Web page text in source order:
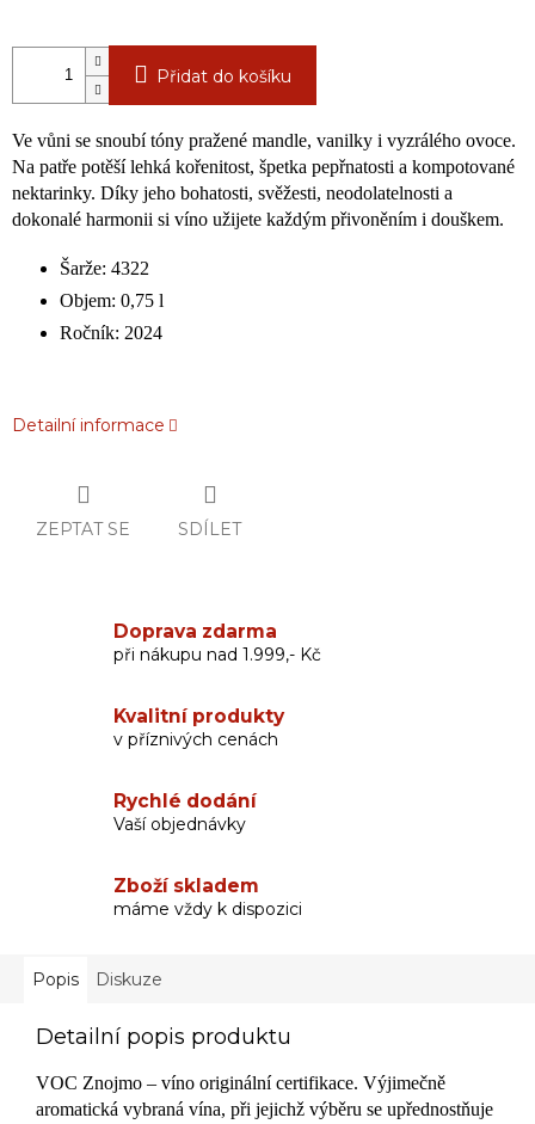
Přidat do košíku
Ve vůni se snoubí tóny pražené mandle, vanilky i vyzrálého ovoce.
Na patře potěší lehká kořenitost, špetka pepřnatosti a kompotované
nektarinky. Díky jeho bohatosti, svěžesti, neodolatelnosti a
dokonalé harmonii si víno užijete každým přivoněním i douškem.
Šarže: 4322
Objem: 0,75 l
Ročník: 2024
Detailní informace
ZEPTAT SE SDÍLET
Doprava zdarma
při nákupu nad 1.999,- Kč
Kvalitní produkty
v příznivých cenách
Rychlé dodání
Vaší objednávky
Zboží skladem
máme vždy k dispozici
Popis Diskuze
Detailní popis produktu
VOC Znojmo – víno originální certifikace. Výjimečně
aromatická vybraná vína, při jejichž výběru se upřednostňuje